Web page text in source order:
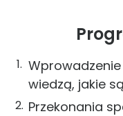
Wprowadzenie
wiedzą, jakie
Przekonania